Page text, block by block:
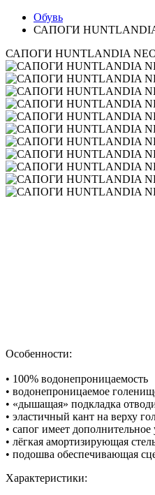
Обувь
САПОГИ
САПОГИ HUNTLANDIA
Особенности:
• 100% водонепроницаемость
• водонепроницаемое
• «дышащая» подкладка
• эластичный кант на верху
• сапог имеет
• лёгкая амортизирующая
• подошва обеспечивающая
Характеристики: